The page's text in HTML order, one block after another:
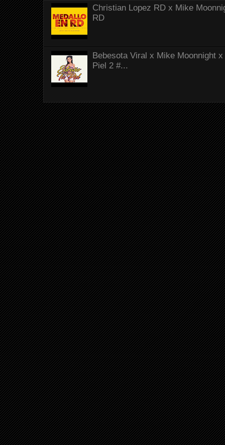
Christian Lopez RD x Mike
RD
Bebesota Viral x Mike Moonnight
Piel 2 #...